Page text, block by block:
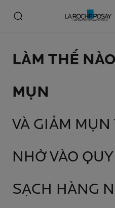
LÀM THẾ
MỤN
VÀ GIẢM
NHỜ VÀO
SẠCH HÀNG